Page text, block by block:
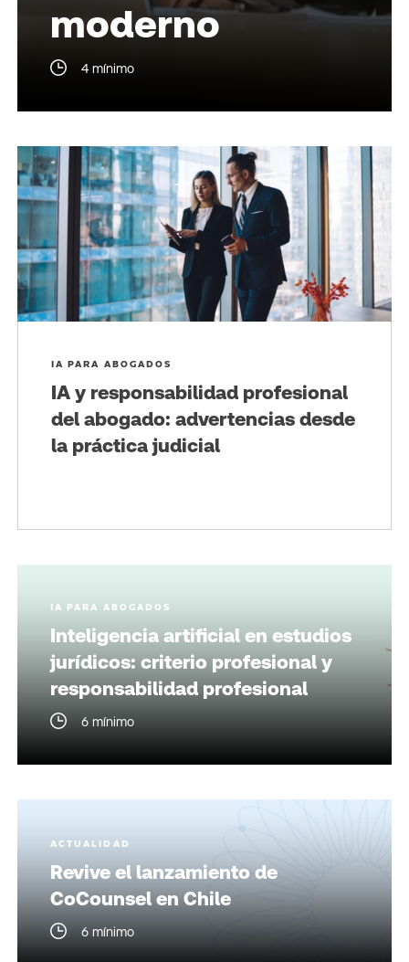
moderno
4 mínimo
IA PARA ABOGADOS
IA y responsabilidad profesional
del abogado: advertencias desde
la práctica judicial
IA PARA ABOGADOS
Inteligencia artificial en estudios
jurídicos: criterio profesional y
responsabilidad profesional
6 mínimo
ACTUALIDAD
Revive el lanzamiento de
CoCounsel en Chile
6 mínimo